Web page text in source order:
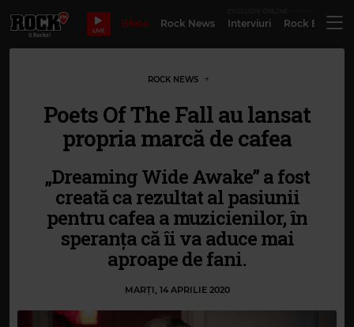
LIVE
Bilete Rock News Interviuri Rock
ROCK NEWS
Poets Of The Fall au lansat
propria marcă de cafea
„Dreaming Wide Awake” a fost
creată ca rezultat al pasiunii
pentru cafea a muzicienilor, în
speranța că îi va aduce mai
aproape de fani.
MARȚI, 14 APRILIE 2020